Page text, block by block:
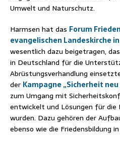
Umwelt und Naturschutz.
Harmsen hat das Forum
evangelischen Landeskirche
wesentlich dazu beigetragen,
in Deutschland für die
Abrüstungsverhandlung
der Kampagne „Sicherheit
zum Umgang mit
entwickelt und Lösungen für
wurden. Dazu gehören der
ebenso wie die Friedensbildung